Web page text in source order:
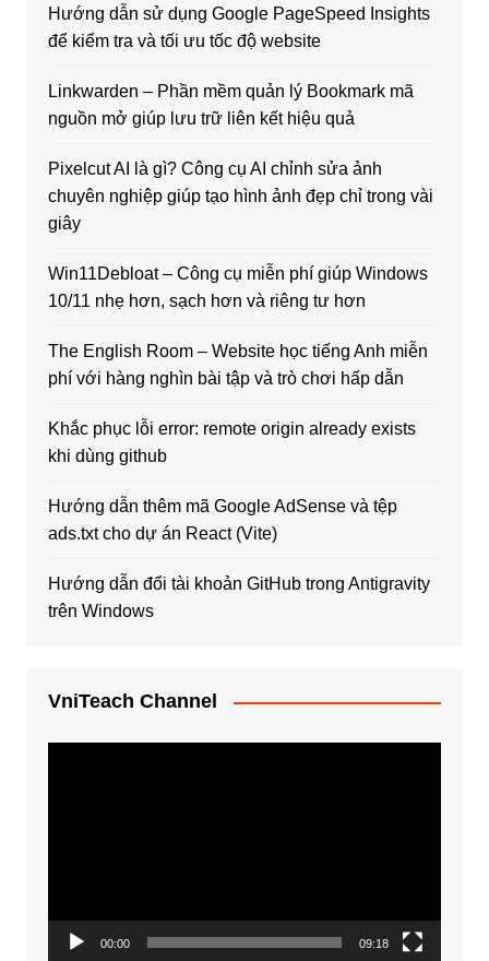
Hướng dẫn sử dụng Google PageSpeed Insights
để kiểm tra và tối ưu tốc độ website
Linkwarden – Phần mềm quản lý Bookmark mã
nguồn mở giúp lưu trữ liên kết hiệu quả
Pixelcut AI là gì? Công cụ AI chỉnh sửa ảnh
chuyên nghiệp giúp tạo hình ảnh đẹp chỉ trong vài
giây
Win11Debloat – Công cụ miễn phí giúp Windows
10/11 nhẹ hơn, sạch hơn và riêng tư hơn
The English Room – Website học tiếng Anh miễn
phí với hàng nghìn bài tập và trò chơi hấp dẫn
Khắc phục lỗi error: remote origin already exists
khi dùng github
Hướng dẫn thêm mã Google AdSense và tệp
ads.txt cho dự án React (Vite)
Hướng dẫn đổi tài khoản GitHub trong Antigravity
trên Windows
VniTeach Channel
00:00 09:18